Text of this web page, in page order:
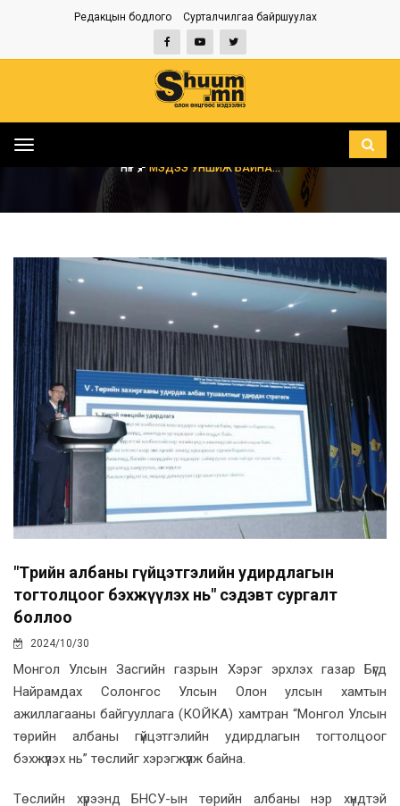
Редакцын бодлого Сурталчилгаа байршуулах
Toggle
НҮҮР МЭДЭЭ УНШИЖ БАЙНА...
"Төрийн албаны гүйцэтгэлийн удирдлагын
тогтолцоог бэхжүүлэх нь" сэдэвт сургалт
боллоо
2024/10/30
Монгол Улсын Засгийн газрын Хэрэг эрхлэх газар Бүгд
Найрамдах Солонгос Улсын Олон улсын хамтын
ажиллагааны байгууллага (КОЙКА) хамтран “Монгол Улсын
төрийн албаны гүйцэтгэлийн удирдлагын тогтолцоог
бэхжүүлэх нь” төслийг хэрэгжүүлж байна.
Төслийн хүрээнд БНСУ-ын төрийн албаны нэр хүндтэй